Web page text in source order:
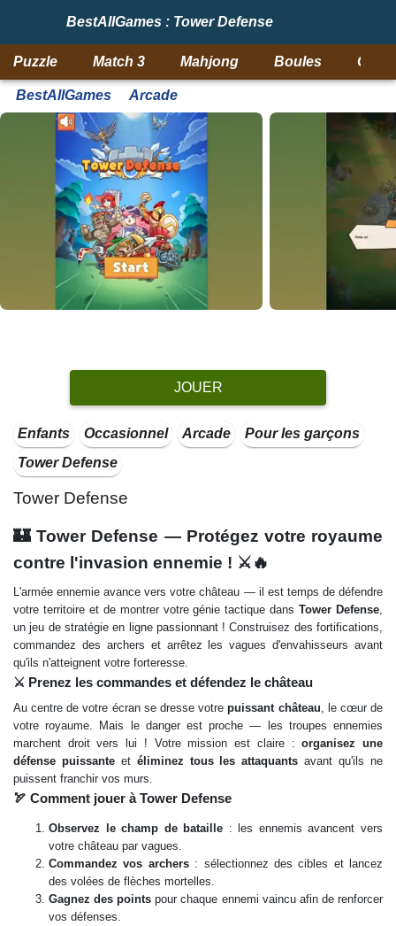
BestAllGames : Tower Defense
Puzzle Match 3 Mahjong Boules
BestAllGames Arcade
JOUER
Enfants Occasionnel Arcade
Pour les garçons
Tower Defense
Tower Defense
🏰 Tower Defense — Protégez votre royaume
contre l'invasion ennemie ! ⚔️🔥
L'armée ennemie avance vers votre château — il est temps de défendre
votre territoire et de montrer votre génie tactique dansTower Defense
un jeu de stratégie en ligne passionnant ! Construisez des fortifications,
commandez des archers et arrêtez les vagues d'envahisseurs avant
qu'ils n'atteignent votre forteresse.
⚔️ Prenez les commandes et défendez le château
Au centre de votre écran se dresse votrepuissant château , le cœur de
votre royaume. Mais le danger est proche — les troupes ennemies
marchent droit vers lui ! Votre mission est claire :organisez une
défense puissanteet éliminez tous les attaquants avant qu'ils ne
puissent franchir vos murs.
🏹 Comment jouer à Tower Defense
Observez le champ de bataille : les ennemis avancent vers
votre château par vagues.
Commandez vos archers: sélectionnez des cibles et lancez
des volées de flèches mortelles.
Gagnez des points pour chaque ennemi vaincu afin de renforcer
vos défenses.